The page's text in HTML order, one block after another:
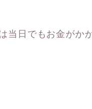
当日でもお金がか